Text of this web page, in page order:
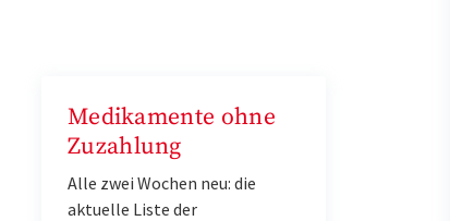
Medikamente ohne
Zuzahlung
Alle zwei Wochen neu: die
aktuelle Liste der